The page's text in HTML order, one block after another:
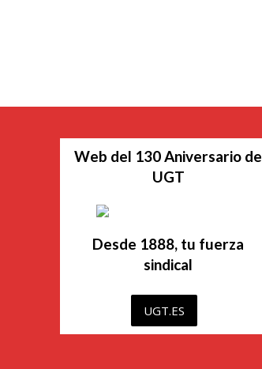
Web del 130 Aniversario de
UGT
Desde 1888, tu fuerza
sindical
UGT.ES